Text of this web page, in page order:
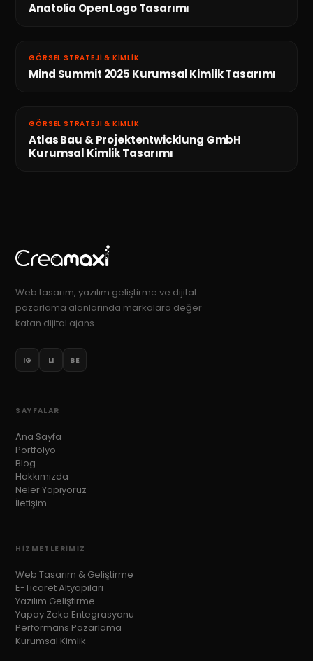
Anatolia Open Logo Tasarımı
GÖRSEL STRATEJI & KIMLIK
Mind Summit 2025 Kurumsal Kimlik Tasarımı
GÖRSEL STRATEJI & KIMLIK
Atlas Bau & Projektentwicklung GmbH
Kurumsal Kimlik Tasarımı
Web tasarım, yazılım geliştirme ve dijital
pazarlama alanlarında markalara değer
katan dijital ajans.
IG LI BE
SAYFALAR
Ana Sayfa
Portfolyo
Blog
Hakkımızda
Neler Yapıyoruz
İletişim
HIZMETLERIMIZ
Web Tasarım & Geliştirme
E-Ticaret Altyapıları
Yazılım Geliştirme
Yapay Zeka Entegrasyonu
Performans Pazarlama
Kurumsal Kimlik